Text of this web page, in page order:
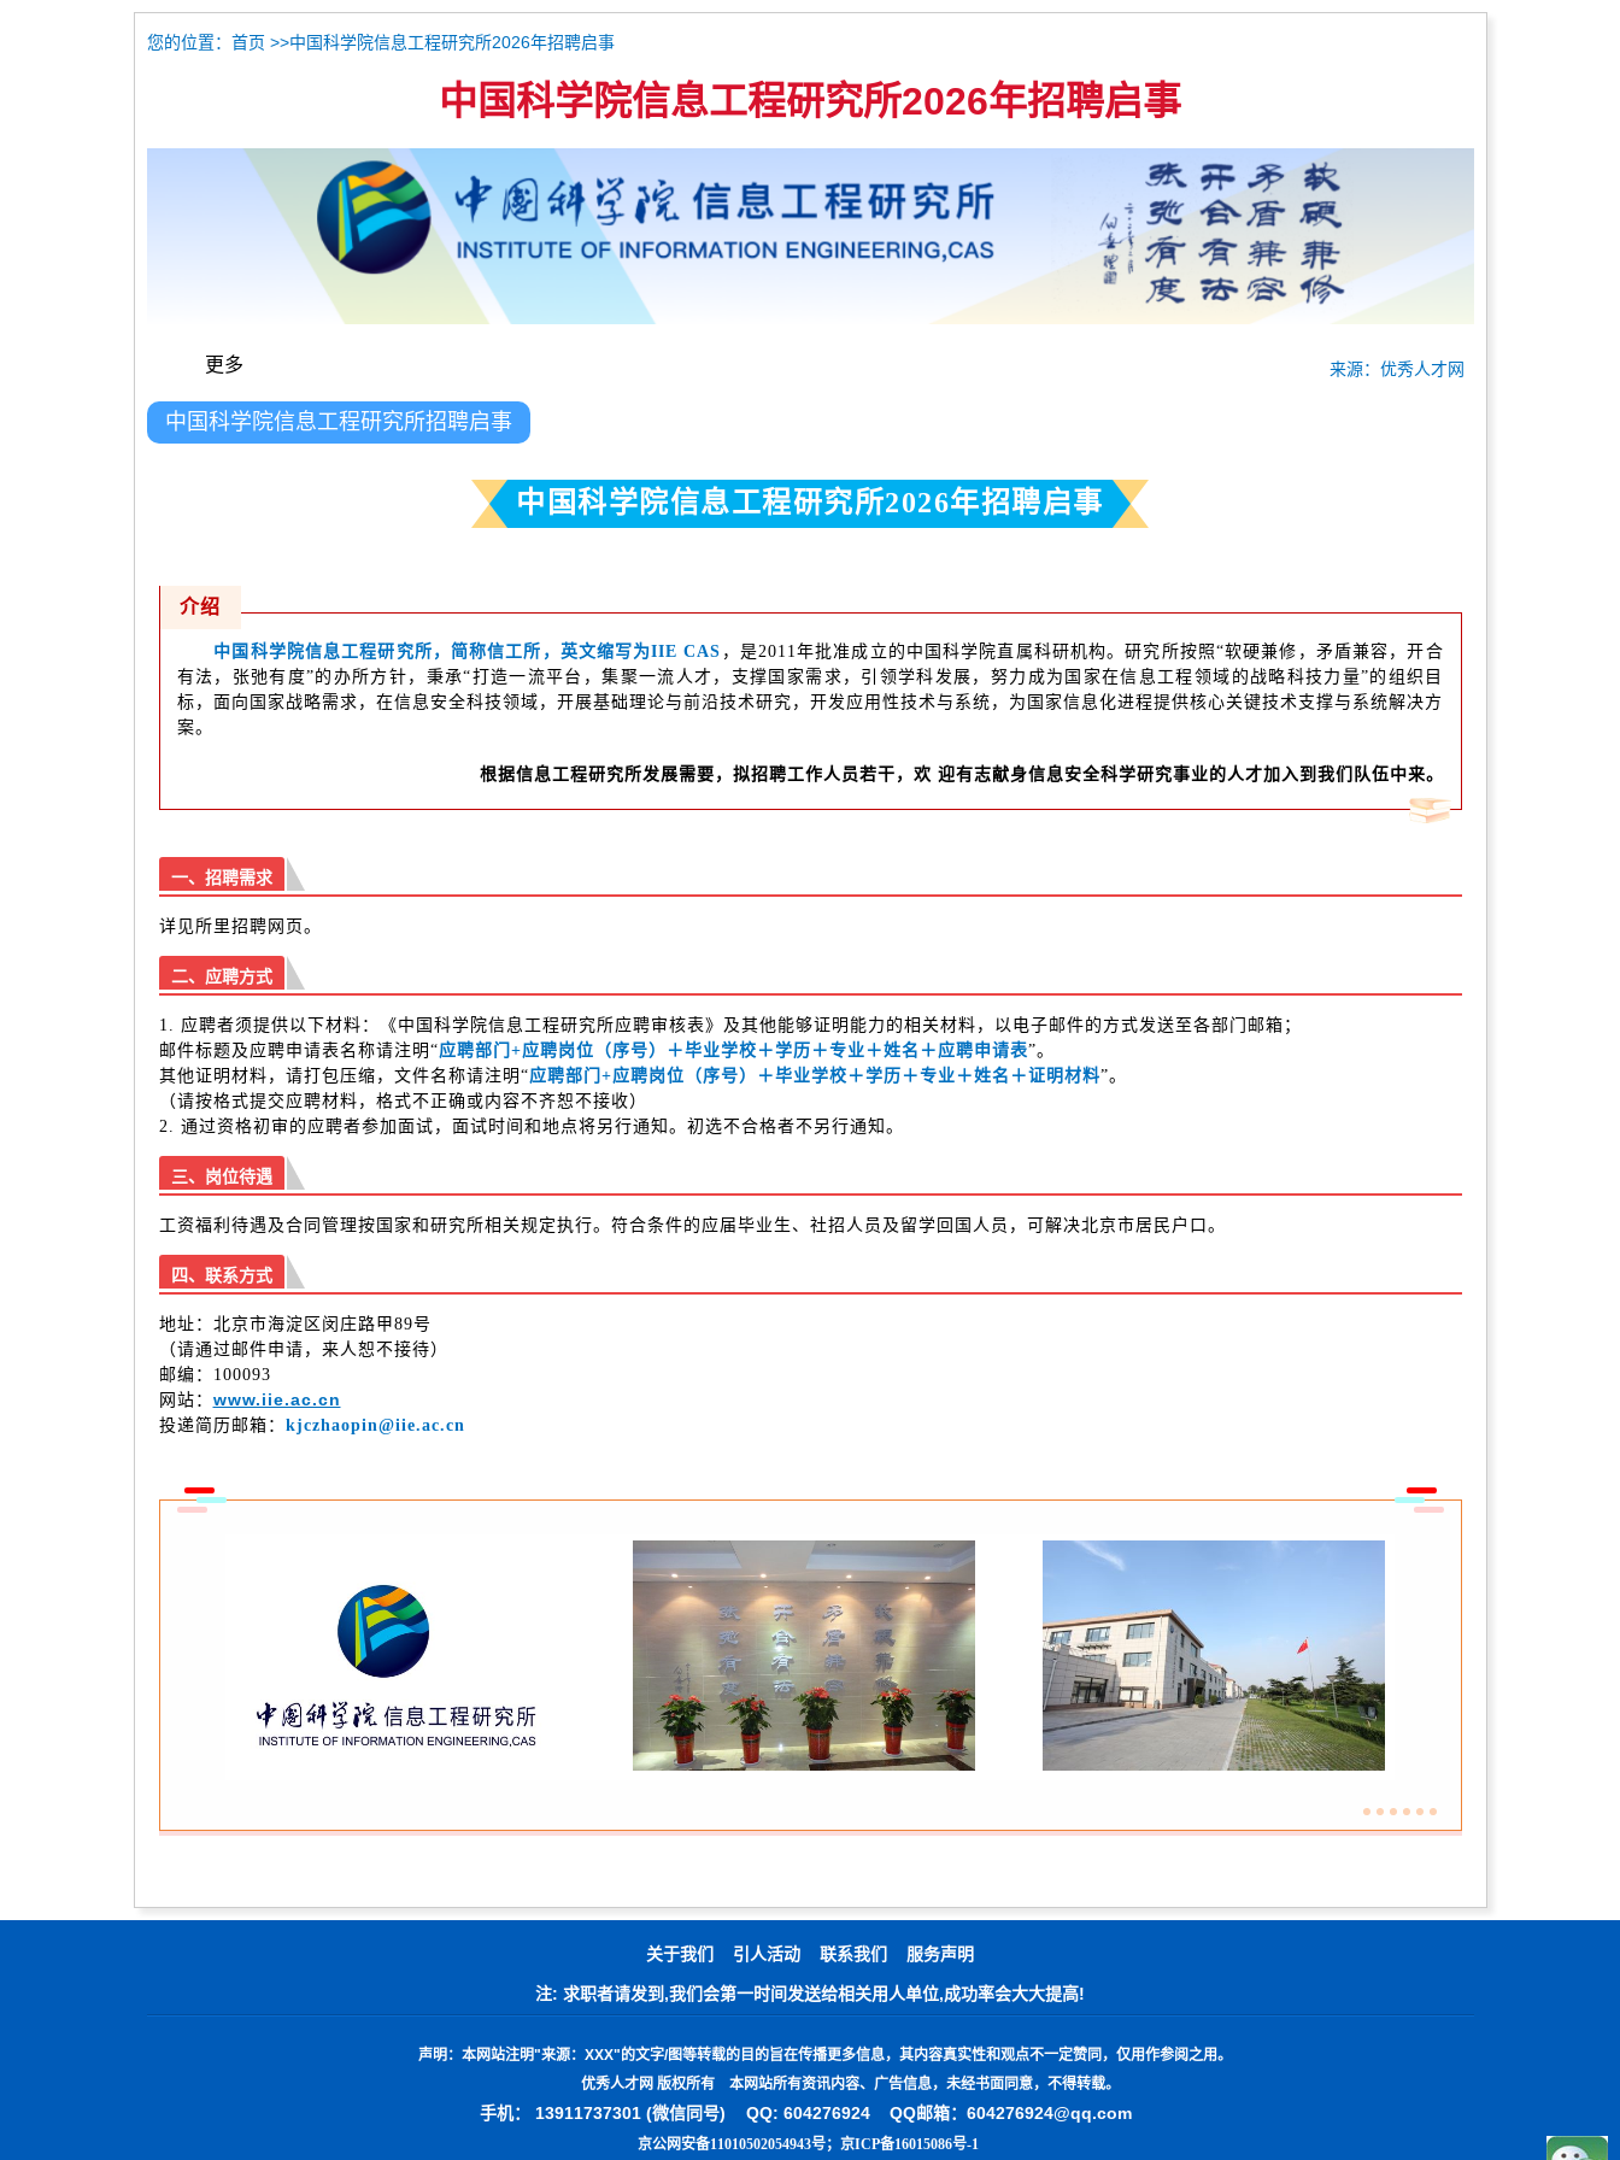
您的位置： 首页 >>中国科学院信息工程研究所2026年招聘启事
中国科学院信息工程研究所2026年招聘启事
更多 来源：优秀人才网
中国科学院信息工程研究所招聘启事
中国科学院信息工程研究所2026年招聘启事
介绍
中国科学院信息工程研究所，简称信工所，英文缩写为IIE CAS ，是2011年批准成立的中国科学院直属科研机构。研究所按照“软硬兼修，矛盾兼容，开合
有法，张弛有度”的办所方针，秉承“打造一流平台，集聚一流人才，支撑国家需求，引领学科发展，努力成为国家在信息工程领域的战略科技力量”的组织目
标，面向国家战略需求，在信息安全科技领域，开展基础理论与前沿技术研究，开发应用性技术与系统，为国家信息化进程提供核心关键技术支撑与系统解决方
案。
根据信息工程研究所发展需要，拟招聘工作人员若干，欢 迎有志献身信息安全科学研究事业的人才加入到我们队伍中来。
一、招聘需求
详见所里招聘网页。
二、应聘方式
1. 应聘者须提供以下材料：《中国科学院信息工程研究所应聘审核表》及其他能够证明能力的相关材料，以电子邮件的方式发送至各部门邮箱；
邮件标题及应聘申请表名称请注明“应聘部门+应聘岗位（序号）＋毕业学校＋学历＋专业＋姓名＋应聘申请表”。
其他证明材料，请打包压缩，文件名称请注明“应聘部门+应聘岗位（序号）＋毕业学校＋学历＋专业＋姓名＋证明材料”。
（请按格式提交应聘材料，格式不正确或内容不齐恕不接收）
2. 通过资格初审的应聘者参加面试，面试时间和地点将另行通知。初选不合格者不另行通知。
三、岗位待遇
工资福利待遇及合同管理按国家和研究所相关规定执行。符合条件的应届毕业生、社招人员及留学回国人员，可解决北京市居民户口。
四、联系方式
地址：北京市海淀区闵庄路甲89号
（请通过邮件申请，来人恕不接待）
邮编：100093
网站： www.iie.ac.cn
投递简历邮箱： kjczhaopin@iie.ac.cn
关于我们 引人活动 联系我们 服务声明
注: 求职者请发到,我们会第一时间发送给相关用人单位,成功率会大大提高!
声明： 本网站注明"来源： XXX" 的文字/图等转载的目的旨在传播更多信息，其内容真实性和观点不一定赞同，仅用作参阅之用。
优秀人才网 版权所有 本网站所有资讯内容、广告信息，未经书面同意，不得转载。
手机： 13911737301 (微信同号) QQ: 604276924 QQ邮箱：604276924@qq.com
京公网安备11010502054943号； 京ICP备16015086号-1